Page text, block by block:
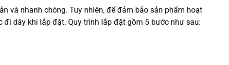
và nhanh chóng. Tuy nhiên, để đảm bảo sản phẩm hoạt
dây khi lắp đặt. Quy trình lắp đặt gồm 5 bước như sau: